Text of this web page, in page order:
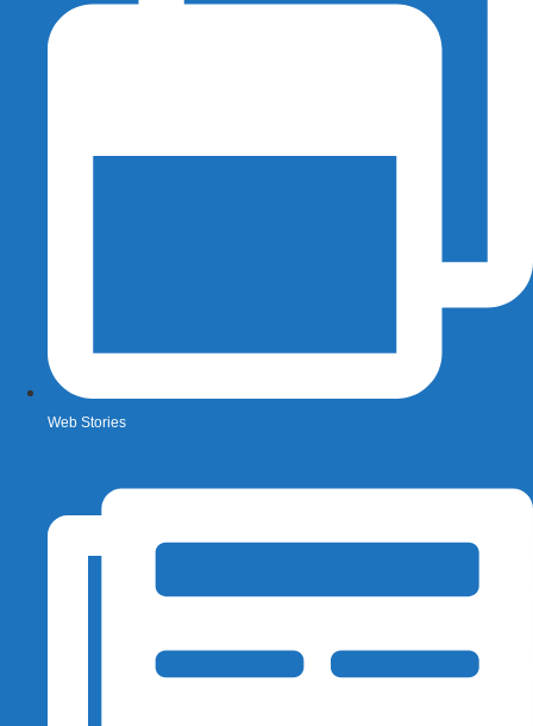
Web Stories